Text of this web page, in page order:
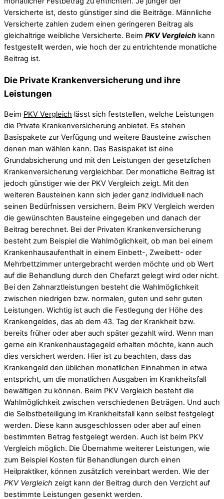
Versicherte ist, desto günstiger sind die Beiträge. Männliche
Versicherte zahlen zudem einen geringeren Beitrag als
gleichaltrige weibliche Versicherte. Beim PKV Vergleich kann
festgestellt werden, wie hoch der zu entrichtende monatliche
Beitrag ist.
Die Private Krankenversicherung und ihre
Leistungen
Beim PKV Vergleich lässt sich feststellen, welche Leistungen
die Private Krankenversicherung anbietet. Es stehen
Basispakete zur Verfügung und weitere Bausteine zwischen
denen man wählen kann. Das Basispaket ist eine
Grundabsicherung und mit den Leistungen der gesetzlichen
Krankenversicherung vergleichbar. Der monatliche Beitrag ist
jedoch günstiger wie der PKV Vergleich zeigt. Mit den
weiteren Bausteinen kann sich jeder ganz individuell nach
seinen Bedürfnissen versichern. Beim PKV Vergleich werden
die gewünschten Bausteine eingegeben und danach der
Beitrag berechnet. Bei der Privaten Krankenversicherung
besteht zum Beispiel die Wahlmöglichkeit, ob man bei einem
Krankenhausaufenthalt in einem Einbett-, Zweibett- oder
Mehrbettzimmer untergebracht werden möchte und ob Wert
auf die Behandlung durch den Chefarzt gelegt wird oder nicht.
Bei den Zahnarztleistungen besteht die Wahlmöglichkeit
zwischen niedrigen bzw. normalen, guten und sehr guten
Leistungen. Wichtig ist auch die Festlegung der Höhe des
Krankengeldes, das ab dem 43. Tag der Krankheit bzw.
bereits früher oder aber auch später gezahlt wird. Wenn man
gerne ein Krankenhaustagegeld erhalten möchte, kann auch
dies versichert werden. Hier ist zu beachten, dass das
Krankengeld den üblichen monatlichen Einnahmen in etwa
entspricht, um die monatlichen Ausgaben im Krankheitsfall
bewältigen zu können. Beim PKV Vergleich besteht die
Wahlmöglichkeit zwischen verschiedenen Beträgen. Und auch
die Selbstbeteiligung im Krankheitsfall kann selbst festgelegt
werden. Diese kann ausgeschlossen oder aber auf einen
bestimmten Betrag festgelegt werden. Auch ist beim PKV
Vergleich möglich. Die Übernahme weiterer Leistungen, wie
zum Beispiel Kosten für Behandlungen durch einen
Heilpraktiker, können zusätzlich vereinbart werden. Wie der
PKV Vergleich zeigt kann der Beitrag durch den Verzicht auf
bestimmte Leistungen gesenkt werden.